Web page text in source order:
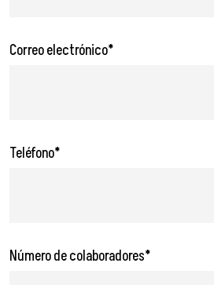
Correo electrónico*
Teléfono*
Número de colaboradores*